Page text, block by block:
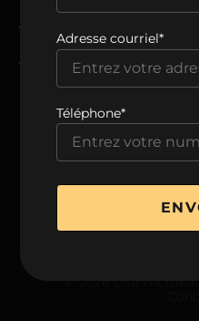
TÉLÉPHONE
438 806-0999
© 2026 Cité
Adresse courriel*
Téléphone*